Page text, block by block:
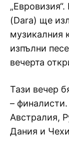
(Dara) ще
музикалния
изпълни
вечерта
Тази вечер
–
Австралия,
Дания и